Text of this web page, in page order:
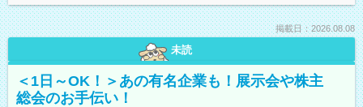
掲載日：2026.08.08
未読
＜1日～OK！＞あの有名企業も！展示会や株主
総会のお手伝い！